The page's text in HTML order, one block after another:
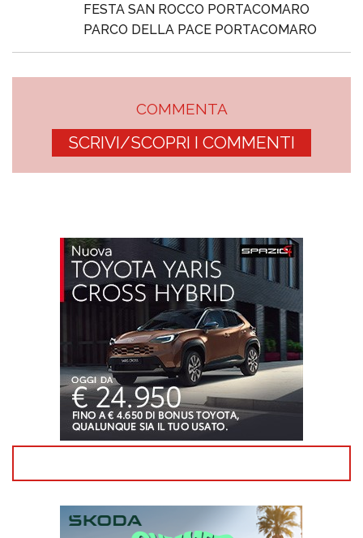
FESTA SAN ROCCO PORTACOMARO
PARCO DELLA PACE PORTACOMARO
COMMENTA
SCRIVI/SCOPRI I COMMENTI